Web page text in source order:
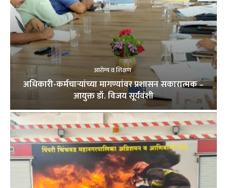
आरोग्य व शिक्षण
अधिकारी-कर्मचाऱ्यांच्या मागण्यांवर प्रशासन सकारात्मक –
आयुक्त डॉ. विजय सूर्यवंशी